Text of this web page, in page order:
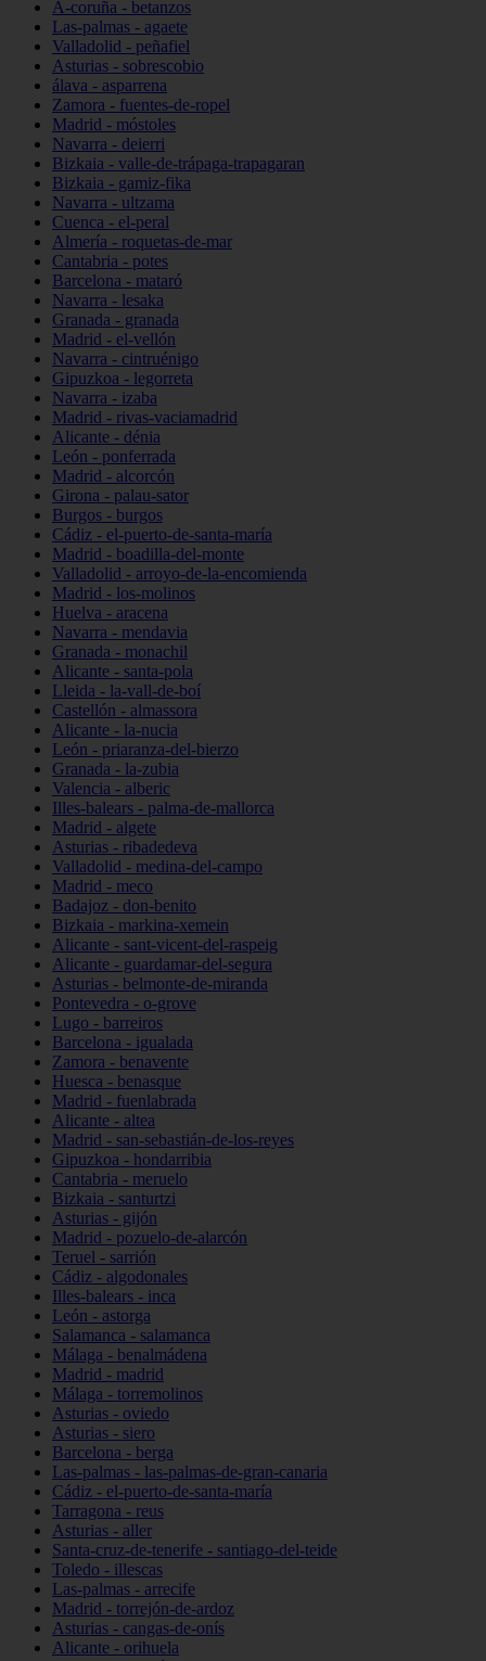
A-coruña - betanzos
Las-palmas - agaete
Valladolid - peñafiel
Asturias - sobrescobio
álava - asparrena
Zamora - fuentes-de-ropel
Madrid - móstoles
Navarra - deierri
Bizkaia - valle-de-trápaga-trapagaran
Bizkaia - gamiz-fika
Navarra - ultzama
Cuenca - el-peral
Almería - roquetas-de-mar
Cantabria - potes
Barcelona - mataró
Navarra - lesaka
Granada - granada
Madrid - el-vellón
Navarra - cintruénigo
Gipuzkoa - legorreta
Navarra - izaba
Madrid - rivas-vaciamadrid
Alicante - dénia
León - ponferrada
Madrid - alcorcón
Girona - palau-sator
Burgos - burgos
Cádiz - el-puerto-de-santa-maría
Madrid - boadilla-del-monte
Valladolid - arroyo-de-la-encomienda
Madrid - los-molinos
Huelva - aracena
Navarra - mendavia
Granada - monachil
Alicante - santa-pola
Lleida - la-vall-de-boí
Castellón - almassora
Alicante - la-nucia
León - priaranza-del-bierzo
Granada - la-zubia
Valencia - alberic
Illes-balears - palma-de-mallorca
Madrid - algete
Asturias - ribadedeva
Valladolid - medina-del-campo
Madrid - meco
Badajoz - don-benito
Bizkaia - markina-xemein
Alicante - sant-vicent-del-raspeig
Alicante - guardamar-del-segura
Asturias - belmonte-de-miranda
Pontevedra - o-grove
Lugo - barreiros
Barcelona - igualada
Zamora - benavente
Huesca - benasque
Madrid - fuenlabrada
Alicante - altea
Madrid - san-sebastián-de-los-reyes
Gipuzkoa - hondarribia
Cantabria - meruelo
Bizkaia - santurtzi
Asturias - gijón
Madrid - pozuelo-de-alarcón
Teruel - sarrión
Cádiz - algodonales
Illes-balears - inca
León - astorga
Salamanca - salamanca
Málaga - benalmádena
Madrid - madrid
Málaga - torremolinos
Asturias - oviedo
Asturias - siero
Barcelona - berga
Las-palmas - las-palmas-de-gran-canaria
Cádiz - el-puerto-de-santa-maría
Tarragona - reus
Asturias - aller
Santa-cruz-de-tenerife - santiago-del-teide
Toledo - illescas
Las-palmas - arrecife
Madrid - torrejón-de-ardoz
Asturias - cangas-de-onís
Alicante - orihuela